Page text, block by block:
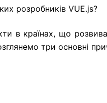
розробників VUE.js?
в країнах, що
три основні